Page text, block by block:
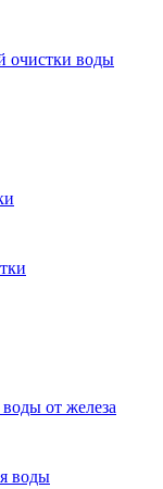
очистки воды
от железа
воды